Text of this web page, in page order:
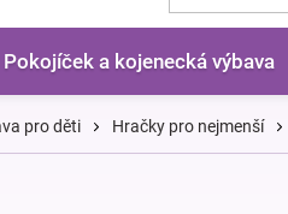
Pokojíček a kojenecká výbava
pro děti Hračky pro nejmenší